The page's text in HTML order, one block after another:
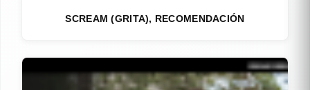
SCREAM (GRITA), RECOMENDACIÓN